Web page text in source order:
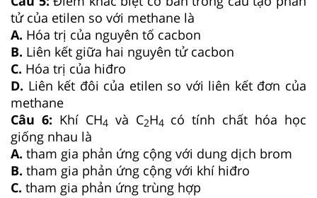
tử của etilen so với methane là
A. Hóa trị của nguyên tố cacbon
B. Liên kết giữa hai nguyên tử cacbon
C. Hóa trị của hiđro
D. Liên kết đôi của etilen so với liên kết đơn của
methane
Câu 6: Khí CH4và C2H4có tính chất hóa học
giống nhau là
A. tham gia phản ứng cộng với dung dịch brom
B. tham gia phản ứng cộng với khí hiđro
C. tham gia phản ứng trùng hợp